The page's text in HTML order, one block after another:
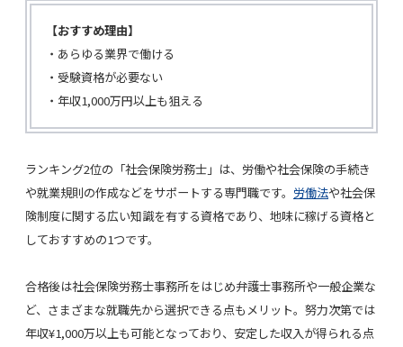
【おすすめ理由】
・あらゆる業界で働ける
・受験資格が必要ない
・年収1,000万円以上も狙える
ランキング2位の「社会保険労務士」は、労働や社会保険の手続き
や就業規則の作成などをサポートする専門職です。 労働法や社会保
険制度に関する広い知識を有する資格であり、地味に稼げる資格と
しておすすめの1つです。
合格後は社会保険労務士事務所をはじめ弁護士事務所や一般企業な
ど、さまざまな就職先から選択できる点もメリット。努力次第では
年収¥1,000万以上も可能となっており、安定した収入が得られる点